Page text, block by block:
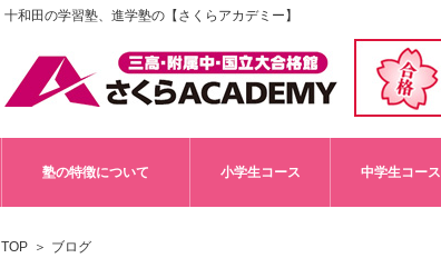
十和田の学習塾、進学塾の【さくらアカデミー】
塾の特徴について 小学生コース 中学生コース
TOP ブログ